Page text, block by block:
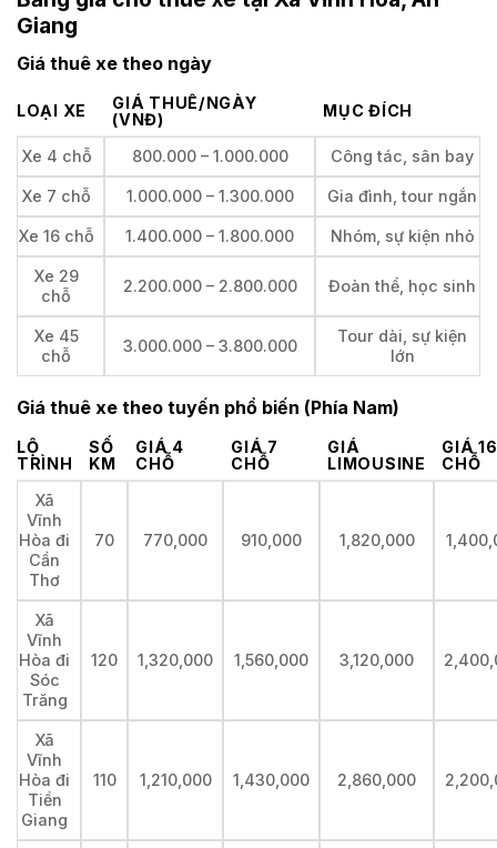
Giang
Giá thuê xe theo ngày
LOẠI XE
GIÁ THUÊ/NGÀY
(VNĐ)
MỤC ĐÍCH
Xe 4 chỗ 800.000 – 1.000.000 Công tác, sân bay
Xe 7 chỗ 1.000.000 – 1.300.000 Gia đình, tour ngắn
Xe 16 chỗ 1.400.000 – 1.800.000 Nhóm, sự kiện nhỏ
Xe 29
chỗ
2.200.000 – 2.800.000 Đoàn thể, học sinh
Xe 45
chỗ
3.000.000 – 3.800.000
Tour dài, sự kiện
lớn
Giá thuê xe theo tuyến phổ biến (Phía Nam)
LỘ
TRÌNH
SỐ
KM
GIÁ 4
CHỖ
GIÁ 7
CHỖ
GIÁ
LIMOUSINE
GIÁ 16
CHỖ
Xã
Vĩnh
Hòa đi
Cần
Thơ
70 770,000 910,000 1,820,000
Xã
Vĩnh
Hòa đi
Sóc
Trăng
120 1,320,000 1,560,000 3,120,000
Xã
Vĩnh
Hòa đi
Tiền
Giang
110 1,210,000 1,430,000 2,860,000